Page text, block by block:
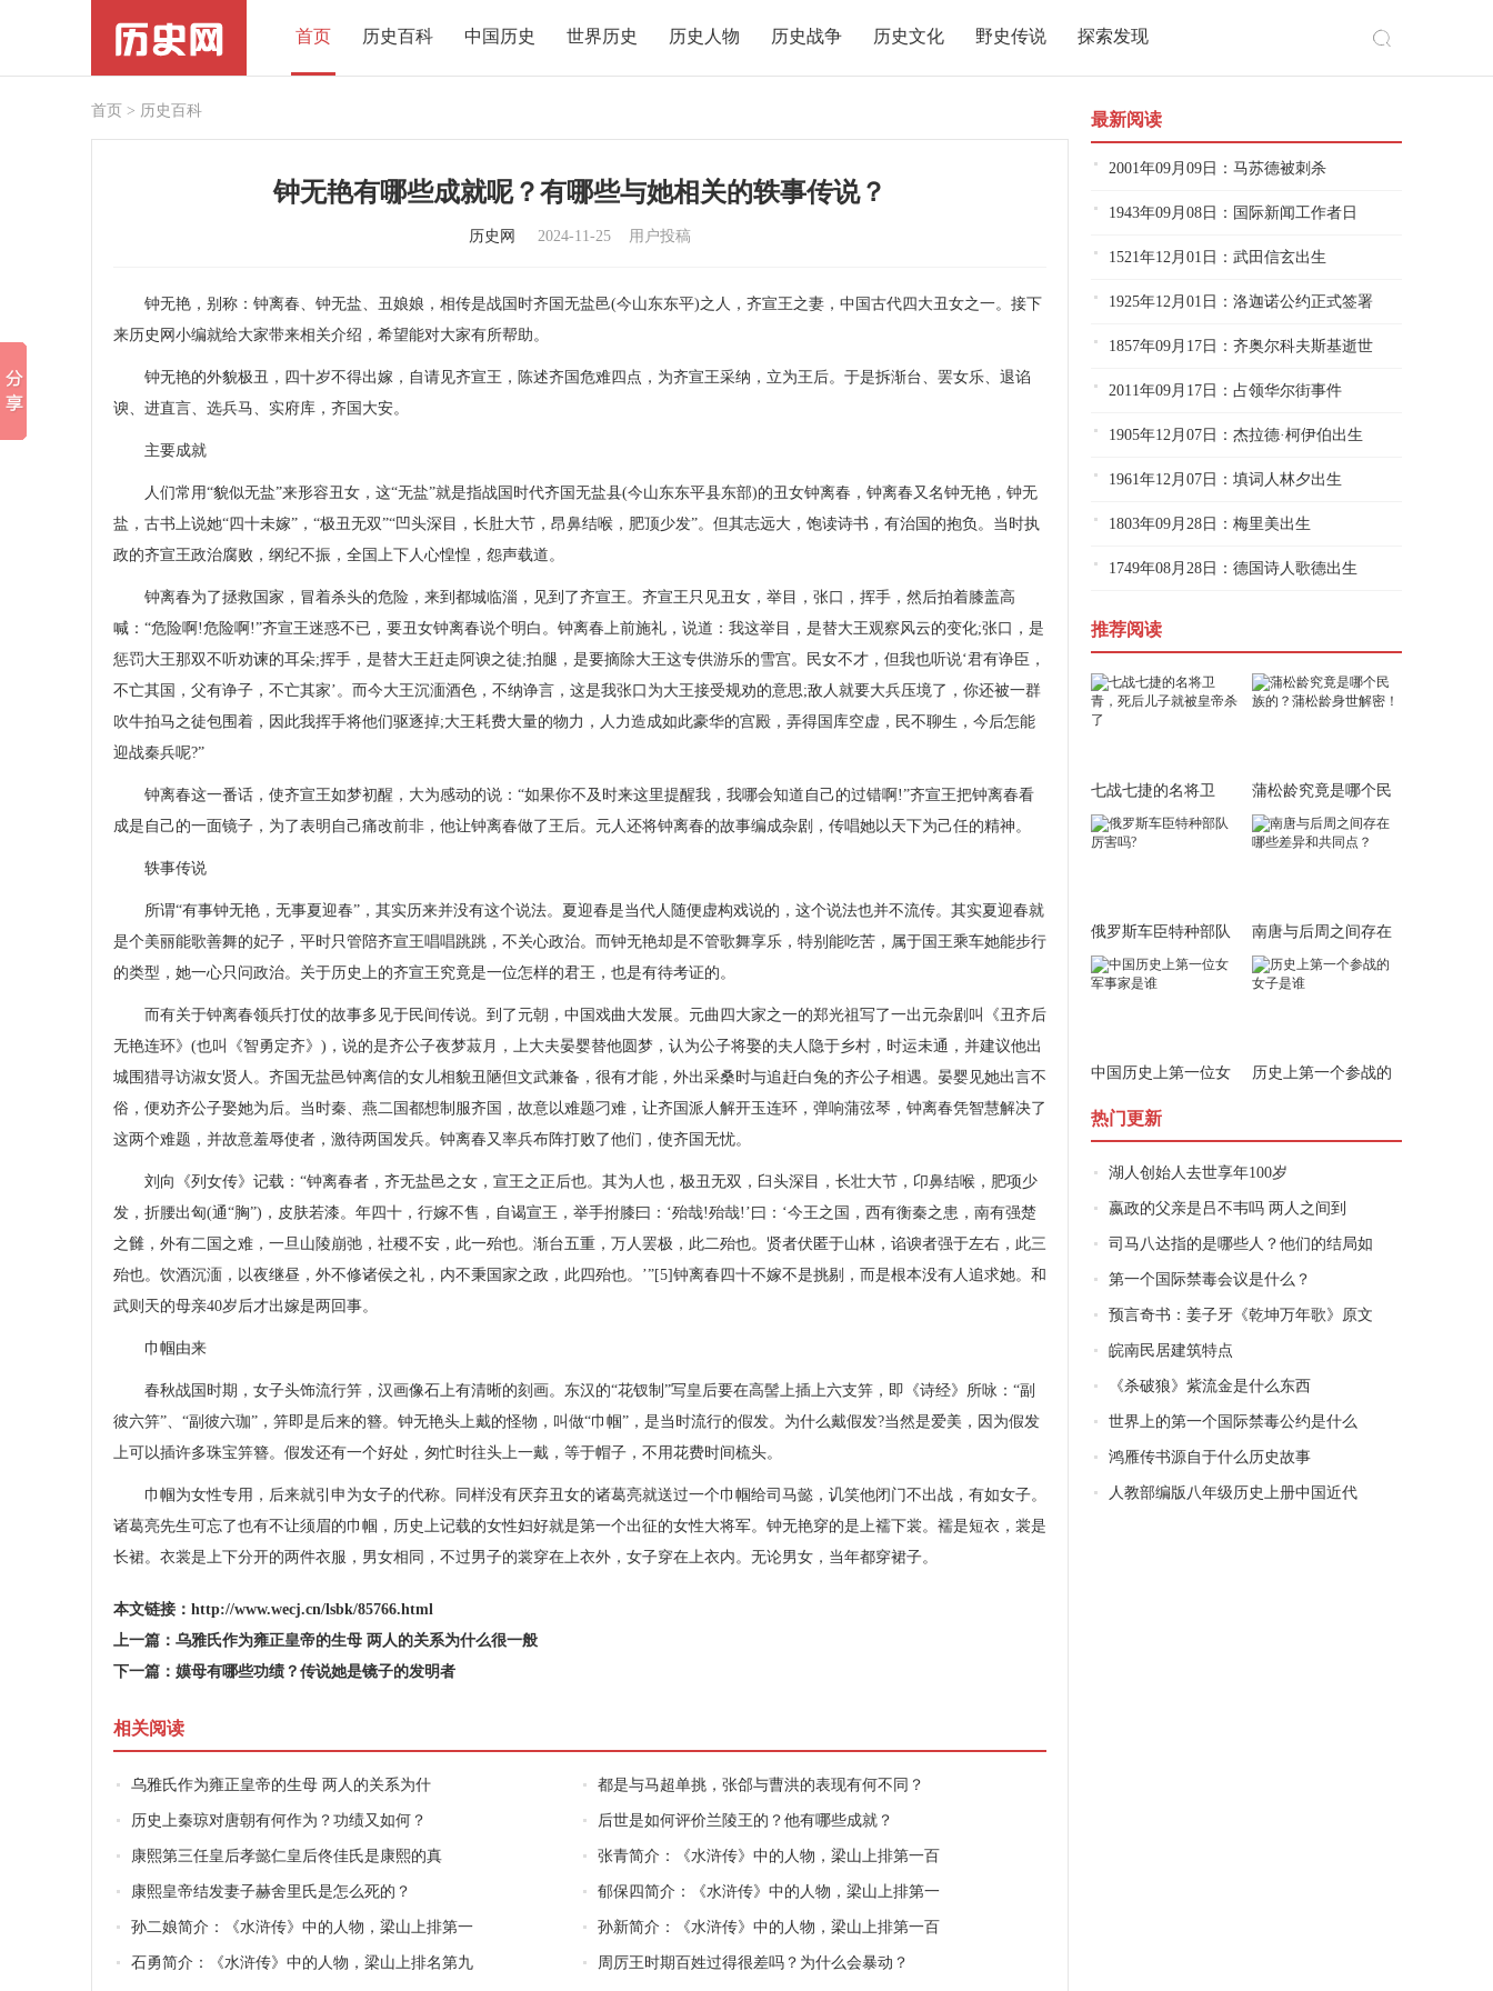
首页 历史百科 中国历史 世界历史 历史人物 历史战争 历史文化 野史传说 探索发现
首页 > 历史百科
钟无艳有哪些成就呢？有哪些与她相关的轶事传说？
历史网 2024-11-25 用户投稿
钟无艳，别称：钟离春、钟无盐、丑娘娘，相传是战国时齐国无盐邑(今山东东平)之人，齐宣王之妻，中国古代四大丑女之一。接下
来历史 网小编就给大家带来相关介绍，希望能对大家有所帮助。
钟无艳的外貌极丑，四十岁不得出嫁，自请见齐宣王，陈述齐国危难四点，为齐宣王采纳，立为王后。于是拆渐台、罢女乐、退谄
谀、进直言、选兵马、实府库，齐国大安。
主要成就
人们常用“貌似无盐”来形容丑女，这“无盐”就是指战国时代齐国无盐县(今山东东平县东部)的丑女钟离春，钟离春又名钟无艳，钟无
盐，古书上说她“四十未嫁”，“极丑无双”“凹头深目，长肚大节，昂鼻结喉，肥顶少发”。但其志远大，饱读诗书，有治国的抱负。当时执
政的齐宣王政治腐败，纲纪不振，全国上下人心惶惶，怨声载道。
钟离春为了拯救国家，冒着杀头的危险，来到都城临淄，见到了齐宣王。齐宣王只见丑女，举目，张口，挥手，然后拍着膝盖高
喊：“危险啊!危险啊!”齐宣王迷惑不已，要丑女钟离春说个明白。钟离春上前施礼，说道：我这举目，是替大王观察风云的变化;张口，是
惩罚大王那双不听劝谏的耳朵;挥手，是替大王赶走阿谀之徒;拍腿，是要摘除大王这专供游乐的雪宫。民女不才，但我也听说‘君有诤臣，
不亡其国，父有诤子，不亡其家’。而今大王沉湎酒色，不纳诤言，这是我张口为大王接受规劝的意思;敌人就要大兵压境了，你还被一群
吹牛拍马之徒包围着，因此我挥手将他们驱逐掉;大王耗费大量的物力，人力造成如此豪华的宫殿，弄得国库空虚，民不聊生，今后怎能
迎战秦兵呢?”
钟离春这一番话，使齐宣王如梦初醒，大为感动的说：“如果你不及时来这里提醒我，我哪会知道自己的过错啊!”齐宣王把钟离春看
成是自己的一面镜子，为了表明自己痛改前非，他让钟离春做了王后。元人还将钟离春的故事编成杂剧，传唱她以天下为己任的精神。
轶事传说
所谓“有事钟无艳，无事夏迎春”，其实历来并没有这个说法。夏迎春是当代人随便虚构戏说的，这个说法也并不流传。其实夏迎春就
是个美丽能歌善舞的妃子，平时只管陪齐宣王唱唱跳跳，不关心政治。而钟无艳却是不管歌舞享乐，特别能吃苦，属于国王乘车她能步行
的类型，她一心只问政治。关于历史上的齐宣王究竟是一位怎样的君王，也是有待考证的。
而有关于钟离春领兵打仗的故事多见于民间传说。到了元朝，中国戏曲大发展。元曲四大家之一的郑光祖写了一出元杂剧叫《丑齐后
无艳连环》(也叫《智勇定齐》)，说的是齐公子夜梦菽月，上大夫晏婴替他圆梦，认为公子将娶的夫人隐于乡村，时运未通，并建议他出
城围猎寻访淑女贤人。齐国无盐邑钟离信的女儿相貌丑陋但文武兼备，很有才能，外出采桑时与追赶白兔的齐公子相遇。晏婴见她出言不
俗，便劝齐公子娶她为后。当时秦、燕二国都想制服齐国，故意以难题刁难，让齐国派人解开玉连环，弹响蒲弦琴，钟离春凭智慧解决了
这两个难题，并故意羞辱使者，激待两国发兵。钟离春又率兵布阵打败了他们，使齐国无忧。
刘向《列女传》记载：“钟离春者，齐无盐邑之女，宣王之正后也。其为人也，极丑无双，臼头深目，长壮大节，卬鼻结喉，肥项少
发，折腰出匈(通“胸”)，皮肤若漆。年四十，行嫁不售，自谒宣王，举手拊膝曰：‘殆哉!殆哉!’曰：‘今王之国，西有衡秦之患，南有强楚
之雠，外有二国之难，一旦山陵崩弛，社稷不安，此一殆也。渐台五重，万人罢极，此二殆也。贤者伏匿于山林，谄谀者强于左右，此三
殆也。饮酒沉湎，以夜继昼，外不修诸侯之礼，内不秉国家之政，此四殆也。’”[5]钟离春四十不嫁不是挑剔，而是根本没有人追求她。和
武则天的母亲40岁后才出嫁是两回事。
巾帼由来
春秋战国时期，女子头饰流行笄，汉画像石上有清晰的刻画。东汉的“花钗制”写皇后要在高髻上插上六支笄，即《诗经》所咏：“副
彼六笄”、“副彼六珈”，笄即是后来的簪。钟无艳头上戴的怪物，叫做“巾帼”，是当时流行的假发。为什么戴假发?当然是爱美，因为假发
上可以插许多珠宝笄簪。假发还有一个好处，匆忙时往头上一戴，等于帽子，不用花费时间梳头。
巾帼为女性专用，后来就引申为女子的代称。同样没有厌弃丑女的诸葛亮就送过一个巾帼给司马懿，讥笑他闭门不出战，有如女子。
诸葛亮先生可忘了也有不让须眉的巾帼，历史上记载的女性妇好就是第一个出征的女性大将军。钟无艳穿的是上襦下裳。襦是短衣，裳是
长裙。衣裳是上下分开的两件衣服，男女相同，不过男子的裳穿在上衣外，女子穿在上衣内。无论男女，当年都穿裙子。
本文链接： http://www.wecj.cn/lsbk/85766.html
上一篇： 乌雅氏作为雍正皇帝的生母 两人的关系为什么很一般
下一篇： 嫫母有哪些功绩？传说她是镜子的发明者
相关阅读
乌雅氏作为雍正皇帝的生母 两人的关系为什 都是与马超单挑，张郃与曹洪的表现有何不同？
历史上秦琼对唐朝有何作为？功绩又如何？ 后世是如何评价兰陵王的？他有哪些成就？
康熙第三任皇后孝懿仁皇后佟佳氏是康熙的真 张青简介：《水浒传》中的人物，梁山上排第一百
康熙皇帝结发妻子赫舍里氏是怎么死的？ 郁保四简介：《水浒传》中的人物，梁山上排第一
孙二娘简介：《水浒传》中的人物，梁山上排第一 孙新简介：《水浒传》中的人物，梁山上排第一百
石勇简介：《水浒传》中的人物，梁山上排名第九 周厉王时期百姓过得很差吗？为什么会暴动？
最新阅读
2001年09月09日：马苏德被刺杀
1943年09月08日：国际新闻工作者日
1521年12月01日：武田信玄出生
1925年12月01日：洛迦诺公约正式签署
1857年09月17日：齐奥尔科夫斯基逝世
2011年09月17日：占领华尔街事件
1905年12月07日：杰拉德·柯伊伯出生
1961年12月07日：填词人林夕出生
1803年09月28日：梅里美出生
1749年08月28日：德国诗人歌德出生
推荐阅读
七战七捷的名将卫
青，死后儿子就被皇
蒲松龄究竟是哪个民
族的？蒲松龄身世
俄罗斯车臣特种部队
厉害吗?
南唐与后周之间存在
哪些差异和共同
中国历史上第一位女
历史上第一个参战的
热门更新
湖人创始人去世享年100岁
嬴政的父亲是吕不韦吗 两人之间到
司马八达指的是哪些人？他们的结局如
第一个国际禁毒会议是什么？
预言奇书：姜子牙《乾坤万年歌》原文
皖南民居建筑特点
《杀破狼》紫流金是什么东西
世界上的第一个国际禁毒公约是什么
鸿雁传书源自于什么历史故事
人教部编版八年级历史上册中国近代